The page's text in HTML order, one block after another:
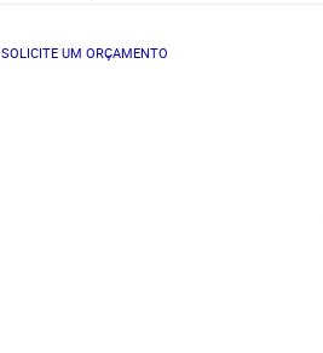
SOLICITE UM ORÇAMENTO